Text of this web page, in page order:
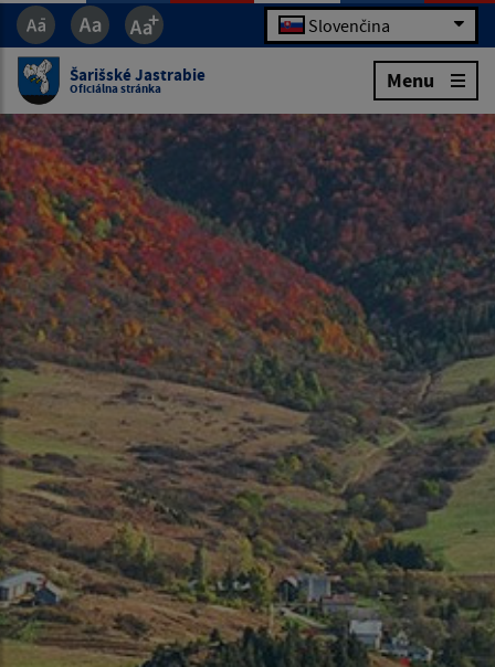
Slovenčina
Šarišské Jastrabie
Oficiálna stránka Menu